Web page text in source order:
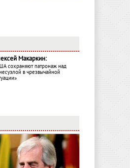
Макаркин:
сохраняют патронаж над
в чрезвычайной